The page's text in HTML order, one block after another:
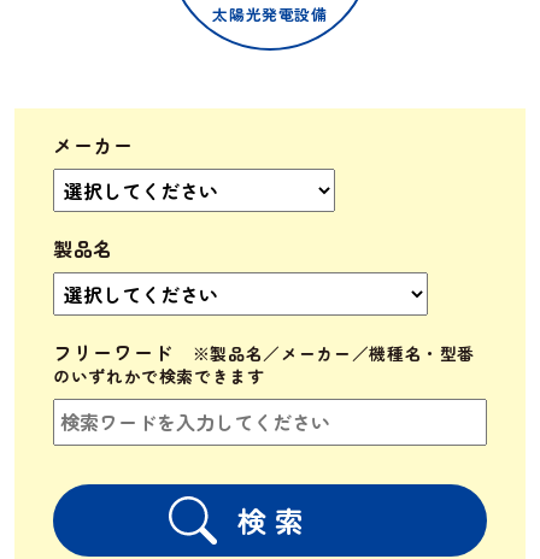
太陽光発電設備
メーカー
製品名
フリーワード